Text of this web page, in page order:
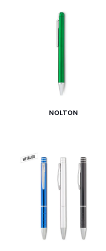
NOLTON